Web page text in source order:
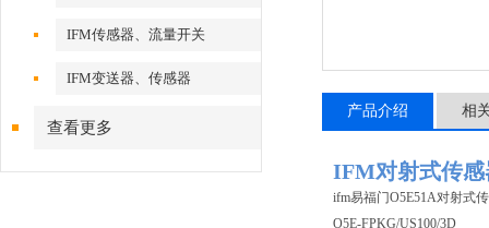
IFM传感器、流量开关
IFM变送器、传感器
查看更多
产品介绍 相
IFM对射式传感
ifm易福门O5E51A对射式
O5E-FPKG/US100/3D